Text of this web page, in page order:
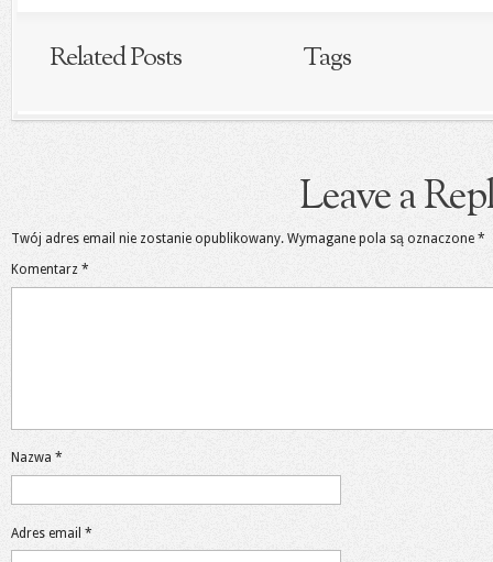
Related Posts Tags
Leave a
Twój adres email nie zostanie opublikowany. Wymagane pola są oznaczone *
Komentarz *
Nazwa *
Adres email *